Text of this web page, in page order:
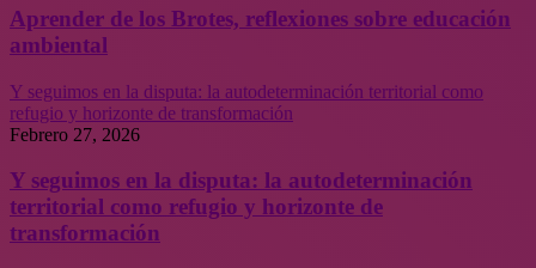
Aprender de los Brotes, reflexiones sobre educación
ambiental
Y seguimos en la disputa: la autodeterminación territorial como
refugio y horizonte de transformación
Febrero 27, 2026
Y seguimos en la disputa: la autodeterminación
territorial como refugio y horizonte de
transformación